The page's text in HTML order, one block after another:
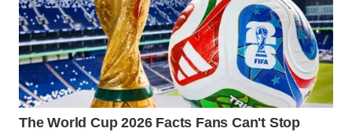
WN
CIANJUR
WN
KEPULAUAN
SERIBU